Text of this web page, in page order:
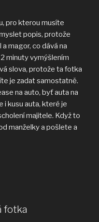
pro kterou musíte
popis, protože
magor, co dává na
minuty vymýšlením
slova, protože ta fotka
je zadat samostatně.
na auto, byť auta na
i kusu auta, které je
majitele. Když to
manželky a pošlete a
fotka